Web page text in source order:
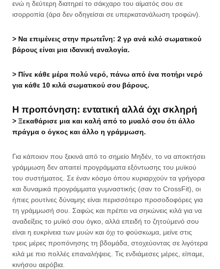
ενώ η δεύτερη διατηρεί το σάκχαρο του αίματός σου σε
ισορροπία (άρα δεν οδηγείσαι σε υπερκατανάλωση τροφών).
> Να επιμένεις στην πρωτεΐνη: 2 γρ ανά κιλό σωματικού
βάρους είναι μια ιδανική αναλογία.
> Πίνε κάθε μέρα πολύ νερό, πάνω από ένα ποτήρι νερό
για κάθε 10 κιλά σωματικού σου βάρους.
Η προπόνηση: εντατική αλλά όχι σκληρή
> Ξεκαθάρισε μια και καλή από το μυαλό σου ότι άλλο
πράγμα ο όγκος και άλλο η γράμμωση.
Για κάποιον που ξεκινά από το σημείο Μηδέν, το να αποκτήσει
γράμμωση δεν απαιτεί προγράμματα εξόντωσης του μυϊκού
του συστήματος. Σε έναν κόσμο όπου κυριαρχούν τα γρήγορα
και δυναμικά προγράμματα γυμναστικής (σαν το CrossFit), οι
ήπιες ρουτίνες δύναμης είναι περισσότερο προσοδοφόρες για
τη γράμμωσή σου. Σαφώς και πρέπει να σηκώνεις κιλά για να
αναδείξεις το μυϊκό σου όγκο, αλλά επειδή το ζητούμενό σου
είναι η ευκρίνεια των μυών και όχι το φούσκωμα, μείνε στις
τρεις μέρες προπόνησης τη βδομάδα, στοχεύοντας σε λιγότερα
κιλά με πιο πολλές επαναλήψεις. Τις ενδιάμεσες μέρες, είπαμε,
κινήσου αερόβια.